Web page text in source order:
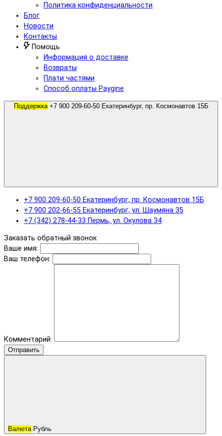
Политика конфиденциальности
Блог
Новости
Контакты
Помощь
Информация о доставке
Возвраты
Плати частями
Способ оплаты Paygine
Поддержка
+7 900 209-60-50 Екатеринбург, пр. Космонавтов 15Б
+7 900 202-66-55 Екатеринбург, ул. Шаумяна 35
+7 (342) 278-44-33 Пермь, ул. Окулова 34
Заказать обратный звонок
Ваше имя:
Ваш телефон:
Комментарий:
Отправить
Валюта Рубль